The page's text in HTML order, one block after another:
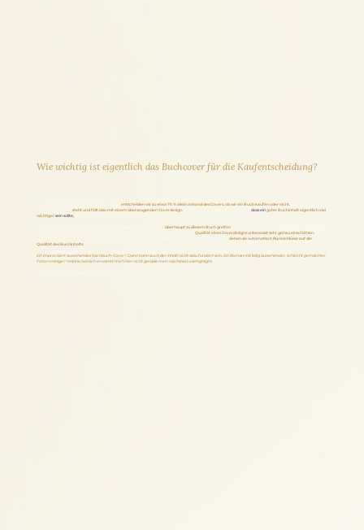
Wie wichtig ist eigentlich das Buchcover für die Kaufentscheidung?
entscheiden wir zu etwa 75 % allein anhand des Covers, ob wir ein Buch kaufen oder nicht.
steht und fällt also mit einem überzeugenden Coverdesign. dass einguter Buchinhalt eigentlich viel
wichtigersein sollte,
überhaupt zu diesem Buch greifen– beziehungsweise es online anklicken – oder nicht.
Qualität eines Coverdesigns unbewusst sehr genau einschätzen.
ziehen sie automatisch Rückschlüsse auf die
Qualität des Buchinhalts.
Ein improvisiert aussehendes Sachbuch-Cover? Dann kann auch der Inhalt nicht allzu fundiert sein. Ein Roman mit billig aussehender, schlecht gemachter
Fotomontage? Wahrscheinlich erwartet mich hier nicht gerade mein nächstes Lesehighlight.